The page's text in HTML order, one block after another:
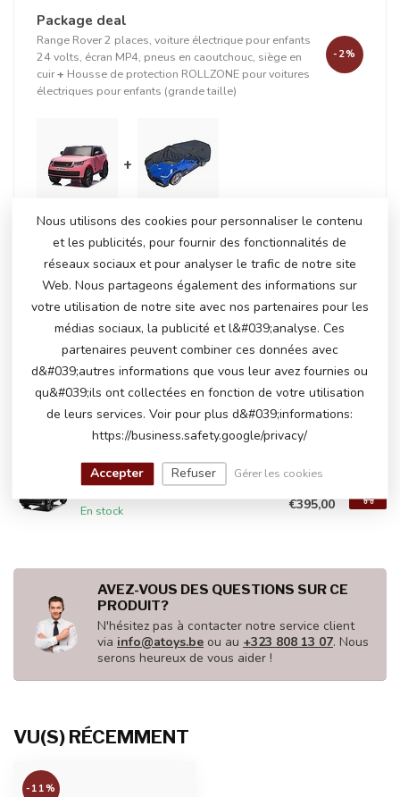
Package deal
Range Rover 2 places, voiture électrique pour enfants
24 volts, écran MP4, pneus en caoutchouc, siège en
cuir+ Housse de protection ROLLZONE pour voitures
électriques pour enfants (grande taille)
-2%
+
€398,95
€391,50
PRODUITS CONNEXES
Range Rover, 2 places, 24
volts, écran MP4
En stock
€425,00
€379,00
Range Rover, 2 places, 24
volts, écran MP4
En stock
€395,00
AVEZ-VOUS DES QUESTIONS SUR CE
PRODUIT?
N'hésitez pas à contacter notre service client
via info@atoys.be ou au +323 808 13 07. Nous
serons heureux de vous aider !
VU(S) RÉCEMMENT
-11%
Nous utilisons des cookies pour personnaliser le contenu
et les publicités, pour fournir des fonctionnalités de
réseaux sociaux et pour analyser le trafic de notre site
Web. Nous partageons également des informations sur
votre utilisation de notre site avec nos partenaires pour les
médias sociaux, la publicité et l&#039;analyse. Ces
partenaires peuvent combiner ces données avec
d&#039;autres informations que vous leur avez fournies ou
qu&#039;ils ont collectées en fonction de votre utilisation
de leurs services. Voir pour plus d&#039;informations:
https://business.safety.google/privacy/
Accepter Refuser Gérer les cookies